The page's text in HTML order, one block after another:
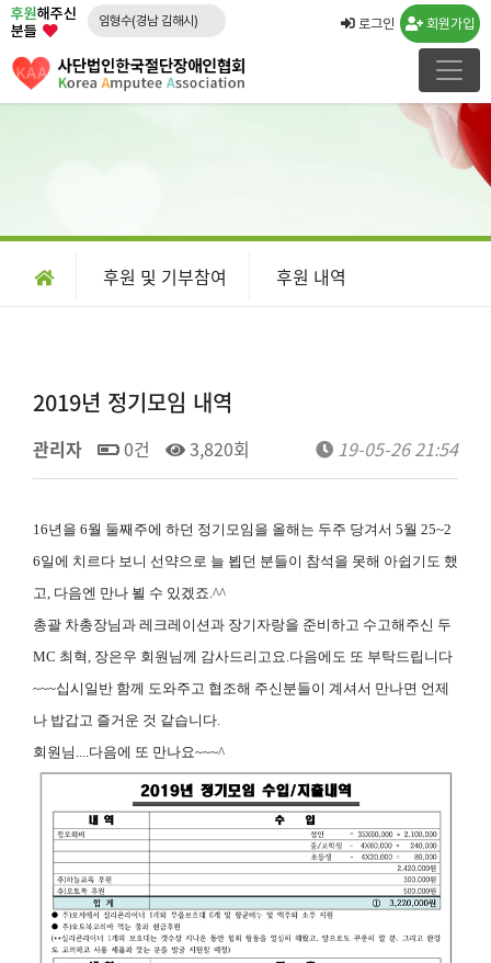
후원해주신
분들
임형수(경남 김해시)
문승영(강원 속초시)
김도영(경북 포항시)
류민우(경남 양산시)
로그인 회원가입
후원 및 기부참여 후원 내역
2019년 정기모임 내역
관리자 0건 3,820회 19-05-26 21:54
16년을 6월 둘째주에 하던 정기모임을 올해는 두주 당겨서 5월 25~2
6일에 치르다 보니 선약으로 늘 뵙던 분들이 참석을 못해 아쉽기도 했
고, 다음엔 만나 뵐 수 있겠죠.^^
총괄 차총장님과 레크레이션과 장기자랑을 준비하고 수고해주신 두
MC 최혁, 장은우 회원님께 감사드리고요.다음에도 또 부탁드립니다
~~~십시일반 함께 도와주고 협조해 주신분들이 계셔서 만나면 언제
나 밥갑고 즐거운 것 같습니다.
회원님....다음에 또 만나요~~~^